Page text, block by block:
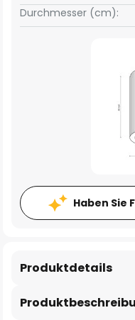
Durchmesser (cm):
Haben Sie
Produktdetails